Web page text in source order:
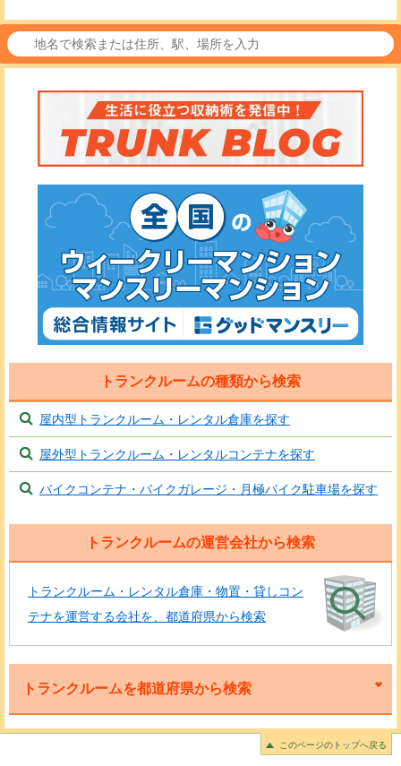
トランクルームの種類から検索
屋内型トランクルーム・レンタル倉庫を探す
屋外型トランクルーム・レンタルコンテナを探す
バイクコンテナ・バイクガレージ・月極バイク駐車場を探す
トランクルームの運営会社から検索
トランクルーム・レンタル倉庫・物置・貸しコン
テナを運営する会社を、都道府県から検索
トランクルームを都道府県から検索
このページのトップへ戻る